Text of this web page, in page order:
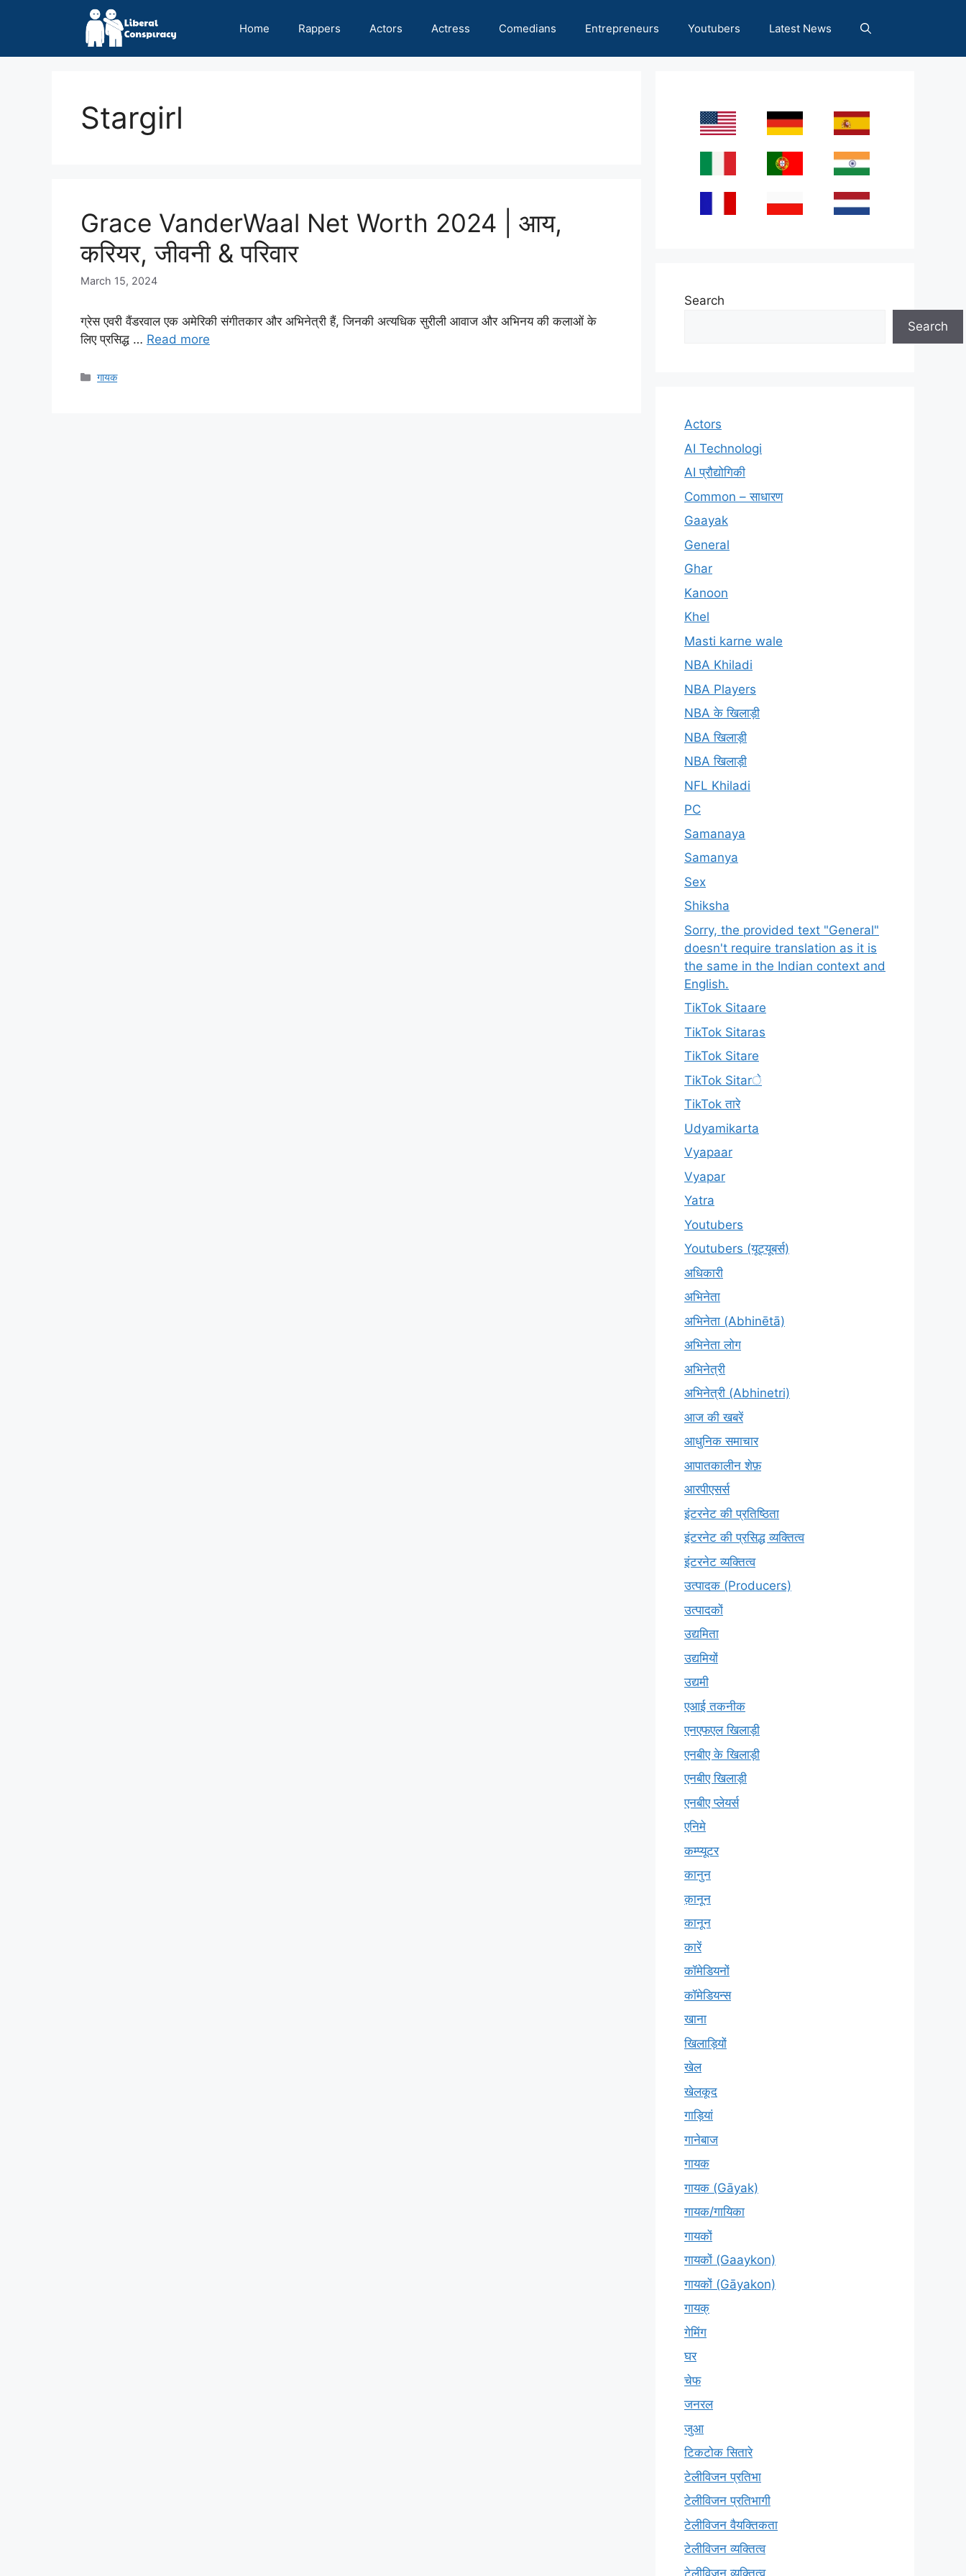
Home Rappers Actors Actress Comedians Entrepreneurs Youtubers Latest News
Stargirl
Grace VanderWaal Net Worth 2024 | आय,
करियर, जीवनी & परिवार
March 15, 2024
ग्रेस एवरी वैंडरवाल एक अमेरिकी संगीतकार और अभिनेत्री हैं, जिनकी अत्यधिक सुरीली आवाज और अभिनय की कलाओं के
लिए प्रसिद्ध … Read more
Categories
गायक
Search
Search
Actors
AI Technologi
AI प्रौद्योगिकी
Common – साधारण
Gaayak
General
Ghar
Kanoon
Khel
Masti karne wale
NBA Khiladi
NBA Players
NBA के खिलाड़ी
NBA खिलाड़ी
NBA खिलाड़ी
NFL Khiladi
PC
Samanaya
Samanya
Sex
Shiksha
Sorry, the provided text "General"
doesn't require translation as it is
the same in the Indian context and
English.
TikTok Sitaare
TikTok Sitaras
TikTok Sitare
TikTok Sitarे
TikTok तारे
Udyamikarta
Vyapaar
Vyapar
Yatra
Youtubers
Youtubers (यूट्यूबर्स)
अधिकारी
अभिनेता
अभिनेता (Abhinētā)
अभिनेता लोग
अभिनेत्री
अभिनेत्री (Abhinetri)
आज की खबरें
आधुनिक समाचार
आपातकालीन शेफ़
आरपीएसर्स
इंटरनेट की प्रतिष्ठिता
इंटरनेट की प्रसिद्ध व्यक्तित्व
इंटरनेट व्यक्तित्व
उत्पादक (Producers)
उत्पादकों
उद्यमिता
उद्यमियों
उद्यमी
एआई तकनीक
एनएफएल खिलाड़ी
एनबीए के खिलाड़ी
एनबीए खिलाड़ी
एनबीए प्लेयर्स
एनिमे
कम्प्यूटर
कानुन
क़ानून
कानून
कारें
कॉमेडियनों
कॉमेडियन्स
खाना
खिलाड़ियों
खेल
खेलकूद
गाड़ियां
गानेबाज
गायक
गायक (Gāyak)
गायक/गायिका
गायकों
गायकों (Gaaykon)
गायकों (Gāyakon)
गायक्
गेमिंग
घर
चेफ
जनरल
जुआ
टिकटोक सितारे
टेलीविजन प्रतिभा
टेलीविजन प्रतिभागी
टेलीविजन वैयक्तिकता
टेलीविजन व्यक्तित्व
टेलीविज़न व्यक्तित्व